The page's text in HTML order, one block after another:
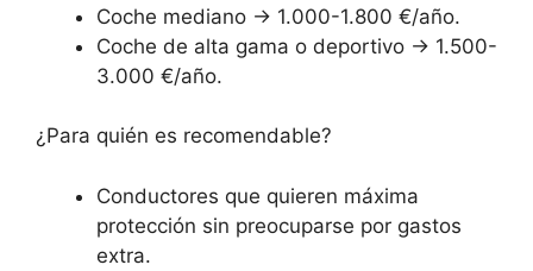
Coche mediano → 1.000-1.800 €/año.
Coche de alta gama o deportivo → 1.500-
3.000 €/año.
¿Para quién es recomendable?
Conductores que quieren máxima
protección sin preocuparse por gastos
extra.